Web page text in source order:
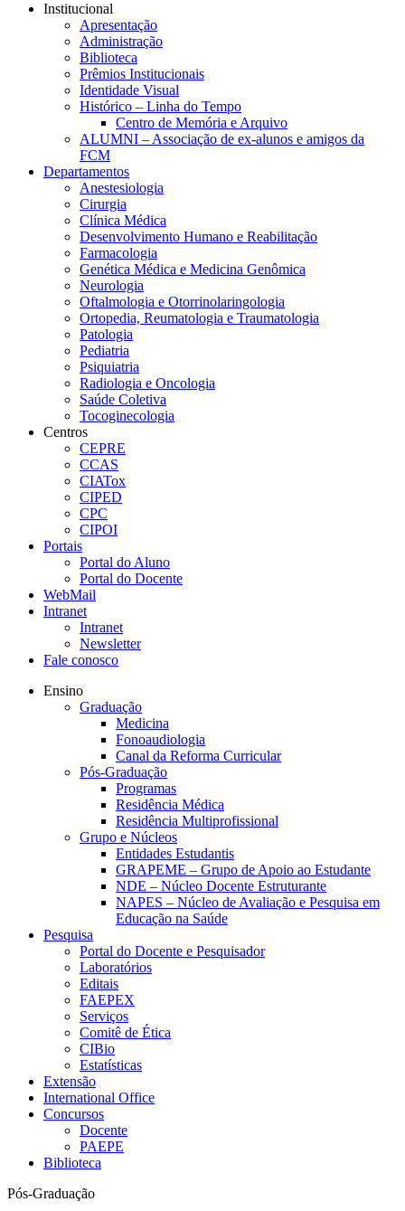
Institucional
Apresentação
Administração
Biblioteca
Prêmios Institucionais
Identidade Visual
Histórico – Linha do Tempo
Centro de Memória e Arquivo
ALUMNI – Associação de ex-alunos e amigos da
FCM
Departamentos
Anestesiologia
Cirurgia
Clínica Médica
Desenvolvimento Humano e Reabilitação
Farmacologia
Genética Médica e Medicina Genômica
Neurologia
Oftalmologia e Otorrinolaringologia
Ortopedia, Reumatologia e Traumatologia
Patologia
Pediatria
Psiquiatria
Radiologia e Oncologia
Saúde Coletiva
Tocoginecologia
Centros
CEPRE
CCAS
CIATox
CIPED
CPC
CIPOI
Portais
Portal do Aluno
Portal do Docente
WebMail
Intranet
Intranet
Newsletter
Fale conosco
Ensino
Graduação
Medicina
Fonoaudiologia
Canal da Reforma Curricular
Pós-Graduação
Programas
Residência Médica
Residência Multiprofissional
Grupo e Núcleos
Entidades Estudantis
GRAPEME – Grupo de Apoio ao Estudante
NDE – Núcleo Docente Estruturante
NAPES – Núcleo de Avaliação e Pesquisa em
Educação na Saúde
Pesquisa
Portal do Docente e Pesquisador
Laboratórios
Editais
FAEPEX
Serviços
Comitê de Ética
CIBio
Estatísticas
Extensão
International Office
Concursos
Docente
PAEPE
Biblioteca
Pós-Graduação